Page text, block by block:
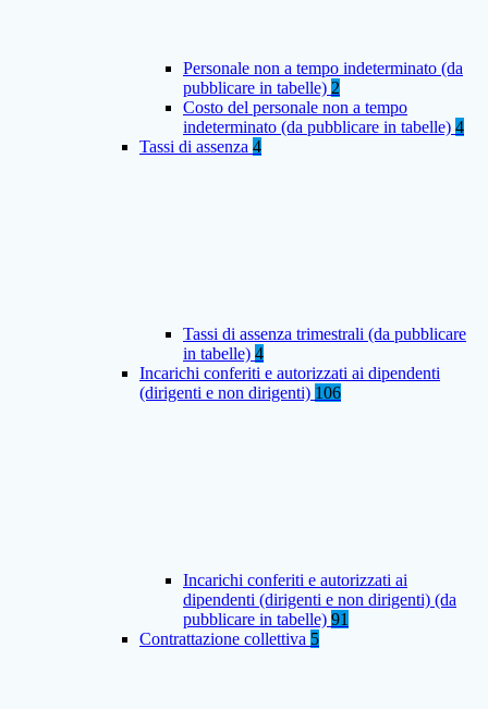
Personale non a tempo indeterminato (da
pubblicare in tabelle) 2
Costo del personale non a tempo
indeterminato (da pubblicare in tabelle) 4
Tassi di assenza 4
Tassi di assenza trimestrali (da pubblicare
in tabelle) 4
Incarichi conferiti e autorizzati ai dipendenti
(dirigenti e non dirigenti) 106
Incarichi conferiti e autorizzati ai
dipendenti (dirigenti e non dirigenti) (da
pubblicare in tabelle) 91
Contrattazione collettiva 5